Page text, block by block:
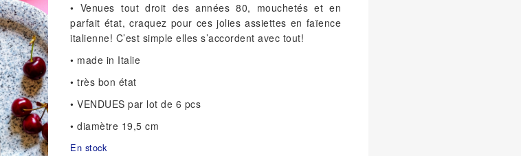
initial
était :
24,00€.
actuel
est :
18,00€.
• Venues tout droit des années 80, mouchetés et en
parfait état, craquez pour ces jolies assiettes en faïence
italienne! C’est simple elles s’accordent avec tout!
• made in Italie
• très bon état
• VENDUES par lot de 6 pcs
• diamètre 19,5 cm
En stock